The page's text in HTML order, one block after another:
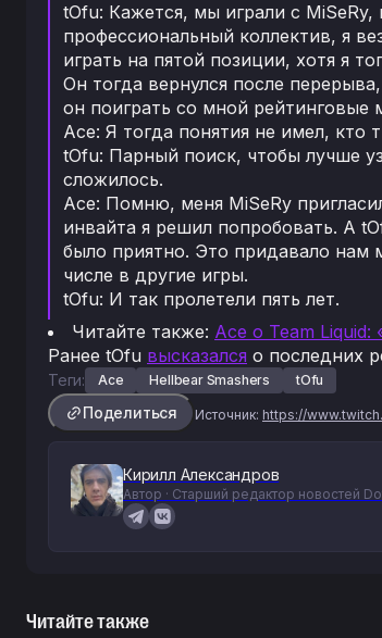
tOfu: Кажется, мы играли с
профессиональный коллектив, я
играть на пятой позиции, хотя я
Он тогда вернулся после
он поиграть со мной рейтинговые
Ace: Я тогда понятия не имел, кто
tOfu: Парный поиск, чтобы лучше
сложилось.
Ace: Помню, меня MiSeRy
инвайта я решил попробовать. А
было приятно. Это придавало
числе в другие игры.
tOfu: И так пролетели пять лет.
Читайте также: Ace о Team Liquid:
Ранее tOfu высказался о последних
Теги: Ace Hellbear Smashers tOfu
Поделиться Источник: https://
Кирилл Александров
Автор · Старший редактор новостей
Читайте также